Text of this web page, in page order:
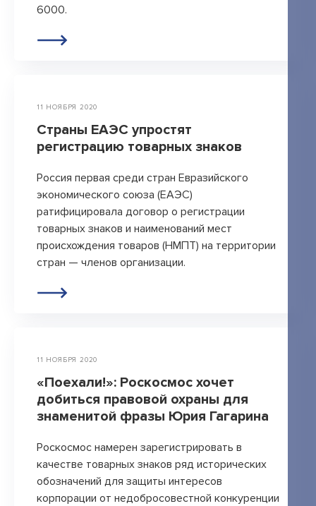
6000.
11 НОЯБРЯ 2020
Страны ЕАЭС упростят
регистрацию товарных знаков
Россия первая среди стран Евразийского
экономического союза (ЕАЭС)
ратифицировала договор о регистрации
товарных знаков и наименований мест
происхождения товаров (НМПТ) на территории
стран — членов организации.
11 НОЯБРЯ 2020
«Поехали!»: Роскосмос хочет
добиться правовой охраны для
знаменитой фразы Юрия Гагарина
Роскосмос намерен зарегистрировать в
качестве товарных знаков ряд исторических
обозначений для защиты интересов
корпорации от недобросовестной конкуренции